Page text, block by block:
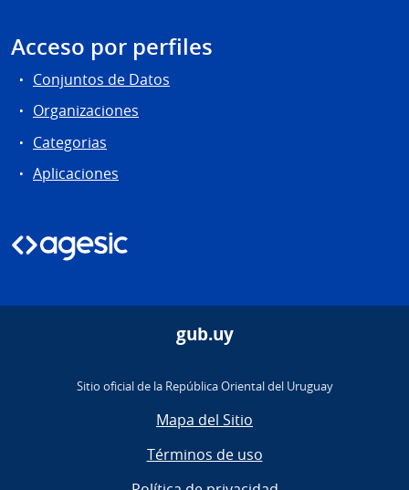
Acceso por perfiles
Conjuntos de Datos
Organizaciones
Categorias
Aplicaciones
gub.uy
Sitio oficial de la República Oriental del Uruguay
Mapa del Sitio
Términos de uso